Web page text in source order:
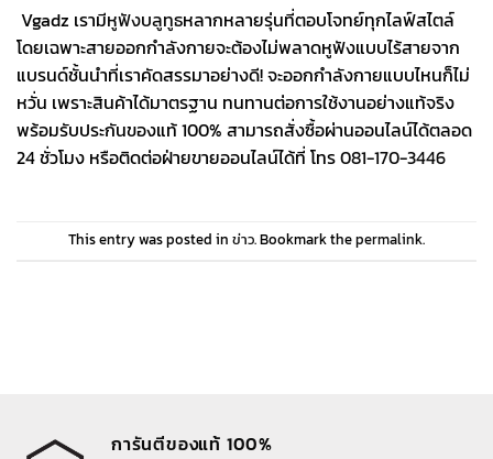
Vgadz เรามีหูฟังบลูทูธหลากหลายรุ่นที่ตอบโจทย์ทุกไลฟ์สไตล์
โดยเฉพาะสายออกกำลังกายจะต้องไม่พลาดหูฟังแบบไร้สายจาก
แบรนด์ชั้นนำที่เราคัดสรรมาอย่างดี! จะออกกำลังกายแบบไหนก็ไม่
หวั่น เพราะสินค้าได้มาตรฐาน ทนทานต่อการใช้งานอย่างแท้จริง
พร้อมรับประกันของแท้ 100% สามารถสั่งซื้อผ่านออนไลน์ได้ตลอด
24 ชั่วโมง หรือติดต่อฝ่ายขายออนไลน์ได้ที่ โทร081-170-3446
This entry was posted in ข่าว. Bookmark thepermalink.
การันตีของแท้ 100%